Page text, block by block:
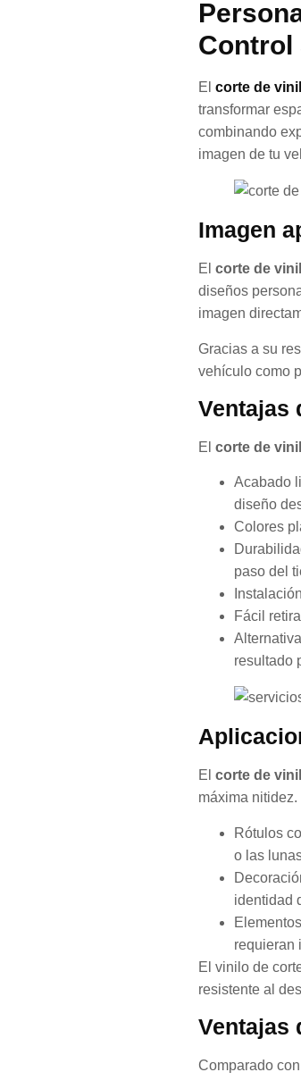
Control
El corte de
transformar
combinando
imagen de tu
Imagen
El corte de
diseños
imagen
Gracias a su
vehículo como
Ventajas
El corte de
Acabado
diseño
Colores
paso del
Fácil
resultado
El corte de
máxima
Rótulos
o las
identidad
requieran
El vinilo de
resistente al
Ventajas
Comparado